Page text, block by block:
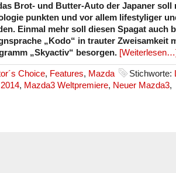
Brot- und Butter-Auto der Japaner soll
punkten und vor allem lifestyliger
Einmal mehr soll diesen Spagat auch
„Kodo“ in trauter Zweisamkeit
„Skyactiv“ besorgen.
Choice, Features, Mazda Stichworte:
, Mazda3 Weltpremiere, Neuer Mazda3,